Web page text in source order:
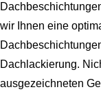
wir Ihnen eine
Dachlackierung.
ausgezeichneten